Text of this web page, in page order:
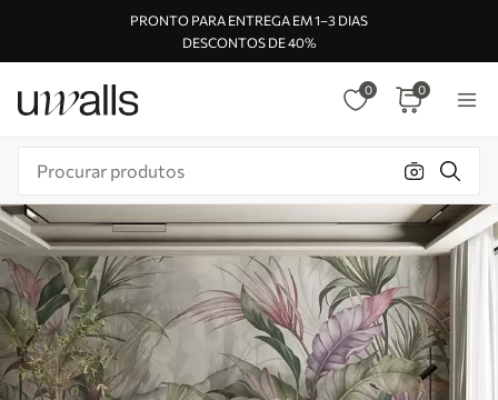
PRONTO PARA ENTREGA EM 1–3 DIAS
DESCONTOS DE 40%
0 0